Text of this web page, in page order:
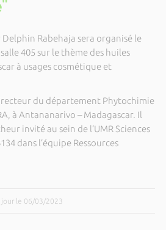
Rabehaja sera organisé le
405 sur le thème des huiles
à usages cosmétique et
du département Phytochimie
à Antananarivo – Madagascar. Il
invité au sein de l’UMR Sciences
dans l’équipe Ressources
jour le 06/03/2023